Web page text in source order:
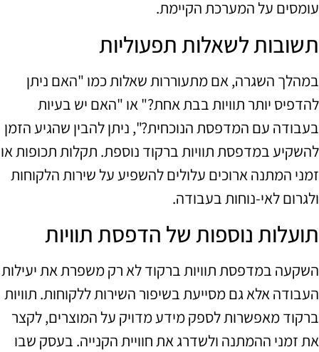
עומסים על המערכת הקיימת.
תשובות לשאלות תפעוליות
במהלך השגרה, אם מתעוררות שאלות כמו "האם ניתן
להדפיס יותר תוויות בבת אחת?" או "האם יש בעיות
בעבודה עם המדפסת הנוכחית?", ניתן להבין שהגיע הזמן
להשקיע במדפסת תוויות ברקוד נוספת. תקלות תכופות או
זמני המתנה ארוכים עלולים להשפיע על שירות הלקוחות
ולגרום לאי-נוחות בעבודה.
תועלות נוספות של הדפסת תוויות
השקעה במדפסת תוויות ברקוד לא רק משפרת את יעילות
העבודה אלא גם מסייעת בשיפור השירות ללקוחות. תוויות
ברקוד מאפשרות לספק מידע מדויק על המוצרים, לקצר
את זמני ההמתנה ולשדרג את חוויית הקנייה. בעסק שבו